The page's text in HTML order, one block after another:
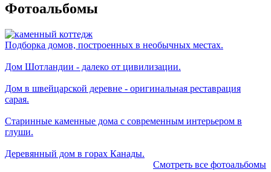
Фотоальбомы
Подборка домов, построенных в необычных местах.
Дом Шотландии - далеко от цивилизации.
Дом в швейцарской деревне - оригинальная реставрация
сарая.
Старинные каменные дома с современным интерьером в
глуши.
Деревянный дом в горах Канады.
Смотреть все фотоальбомы